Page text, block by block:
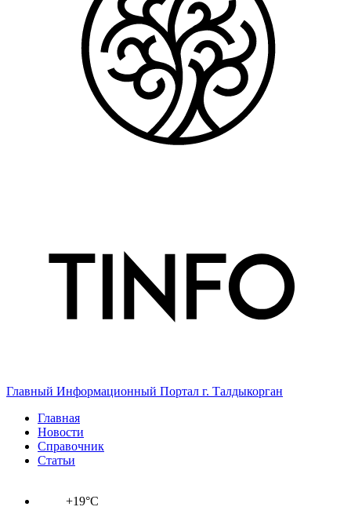
Главный Информационный Портал г. Талдыкорган
Главная
Новости
Справочник
Статьи
+19°C